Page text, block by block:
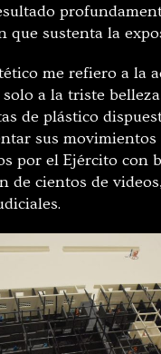
que sustenta la
me refiero a la
a la triste
de plástico
sus movimientos
por el Ejército con
de cientos de